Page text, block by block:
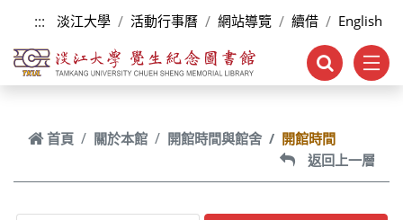
跳到主要內容
::: 淡江大學 活動行事曆 網站導覽 續借 English
首頁 關於本館 開館時間與館舍
開館時間
返回上一層